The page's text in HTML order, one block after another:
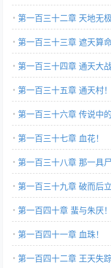
第一百三十二章 天地无
第一百三十三章 遮天算命
第一百三十四章 通天大战
第一百三十五章 通天村！
第一百三十六章 传说中的
第一百三十七章 血花！
第一百三十八章 那一具尸
第一百三十九章 破而后立
第一百四十章 蜚与朱厌！
第一百四十一章 血珠！
第一百四十二章 王天失踪